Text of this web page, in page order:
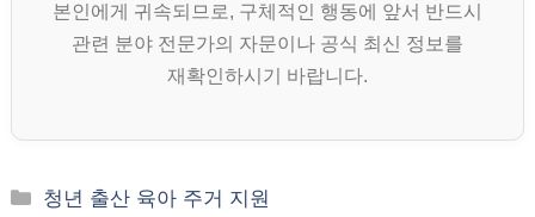
본인에게 귀속되므로, 구체적인 행동에 앞서 반드시
관련 분야 전문가의 자문이나 공식 최신 정보를
재확인하시기 바랍니다.
카
청년 출산 육아 주거 지원